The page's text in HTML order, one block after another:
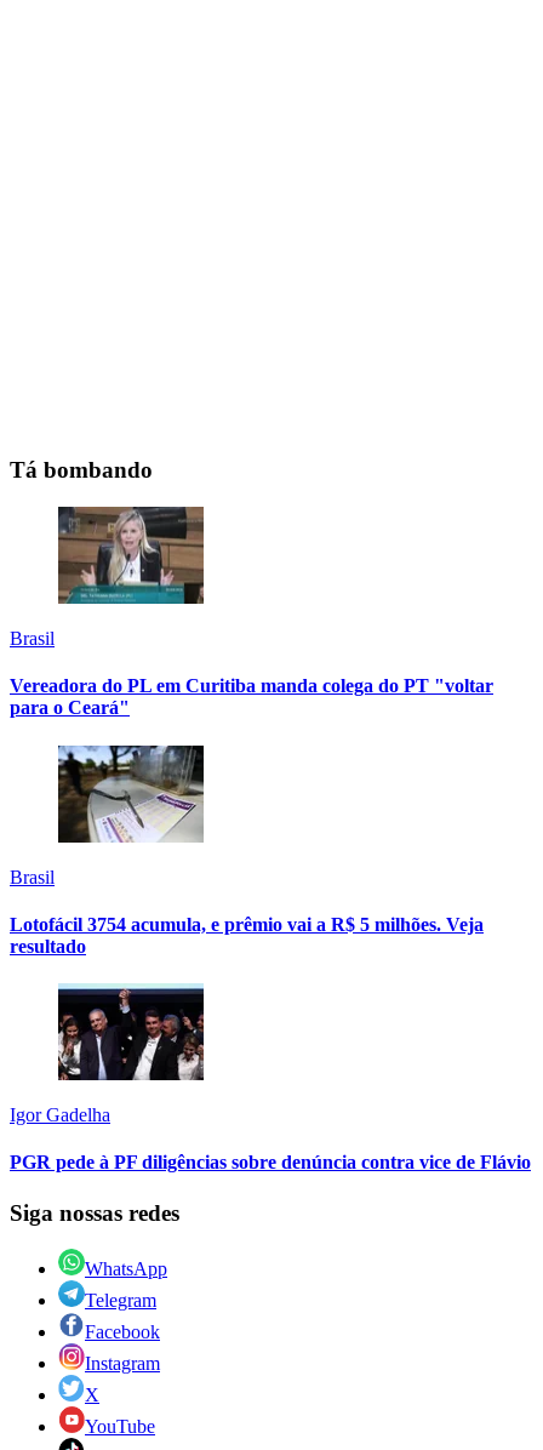
Tá bombando
Brasil
Vereadora do PL em Curitiba manda colega do PT "voltar
para o Ceará"
Brasil
Lotofácil 3754 acumula, e prêmio vai a R$ 5 milhões. Veja
resultado
Igor Gadelha
PGR pede à PF diligências sobre denúncia contra vice de Flávio
Siga nossas redes
WhatsApp
Telegram
Facebook
Instagram
X
YouTube